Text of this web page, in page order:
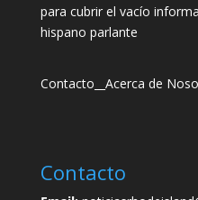
para cubrir el vacío
hispano parlante
Contacto Acerca de
Contacto